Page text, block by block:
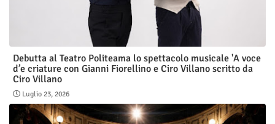
Debutta al Teatro Politeama lo spettacolo musicale 'A voce
d’e criature con Gianni Fiorellino e Ciro Villano scritto da
Ciro Villano
Luglio 23, 2026